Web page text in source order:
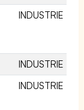
INDUSTRIE
INDUSTRIE
INDUSTRIE